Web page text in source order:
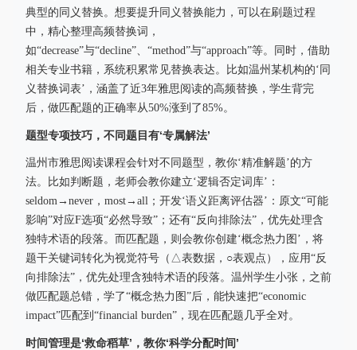
典型的同义替换。想要提升同义替换能力，可以在刷题过程
中，精心整理高频替换词，
如“decrease”与“decline”、“method”与“approach”等。同时，借助
相关专业书籍，系统积累常见替换表达。比如温州某机构的‘同
义替换词表’，涵盖了近3年雅思阅读的高频替换，学生背完
后，做匹配题的正确率从50%涨到了85%。
题型专项技巧，不同题目有‘专属解法’
温州市雅思阅读课程会针对不同题型，教你‘精准解题’的方
法。比如判断题，老师会教你建立‘逻辑否定词库’：
seldom→never，most→all；开发‘语义距离评估器’：原文“可能
影响”对应F选项“必然导致”；还有“反向排除法”，优先处理含
独特术语的段落。而匹配题，则会教你创建‘概念热力图’，将
题干关键词转化为视觉符号（△表数据，○表观点），应用“反
向排除法”，优先处理含独特术语的段落。温州学生小张，之前
做匹配题总错，学了“概念热力图”后，能快速把“economic
impact”匹配到“financial burden”，现在匹配题几乎全对。
时间管理是‘救命稻草’，教你‘科学分配时间’